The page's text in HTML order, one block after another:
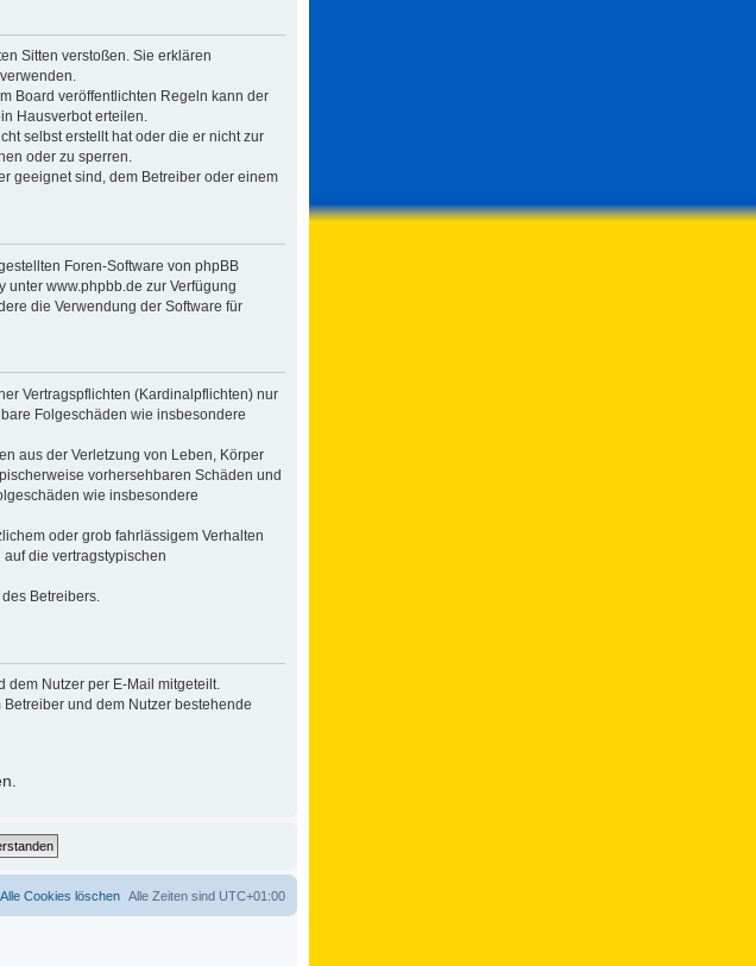
Sitten verstoßen. Sie erklären
Board veröffentlichten Regeln kann der
Hausverbot erteilen.
selbst erstellt hat oder die er nicht zur
oder zu sperren.
geeignet sind, dem Betreiber oder einem
Foren-Software von phpBB
www.phpbb.de zur Verfügung
die Verwendung der Software für
Vertragspflichten (Kardinalpflichten) nur
Folgeschäden wie insbesondere
aus der Verletzung von Leben, Körper
vorhersehbaren Schäden und
wie insbesondere
oder grob fahrlässigem Verhalten
die vertragstypischen
Betreibers.
dem Nutzer per E-Mail mitgeteilt.
und dem Nutzer bestehende
Alle Zeiten sind UTC+01:00
Alle Cookies löschen